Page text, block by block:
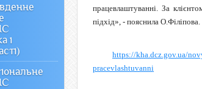
працевлаштуванні. За
підхід», - пояснила О.Філіпова.
https://kha.dcz.gov.ua/
pracevlashtuvanni
і